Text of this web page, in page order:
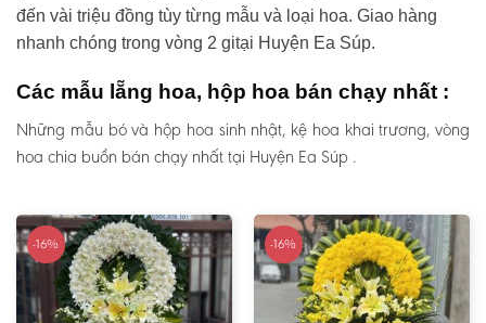
đến vài triệu đồng tùy từng mẫu và loại hoa. Giao hàng
nhanh chóng trong vòng 2 gitại Huyện Ea Súp.
Các mẫu lẵng hoa, hộp hoa bán chạy nhất :
Những mẫu bó và hộp hoa sinh nhật, kệ hoa khai trương, vòng
hoa chia buồn bán chạy nhất tại Huyện Ea Súp .
-16% -16%